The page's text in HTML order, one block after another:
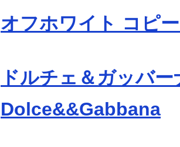
オフホワイト コピ
ドルチェ＆ガッバ
Dolce&&Gabbana